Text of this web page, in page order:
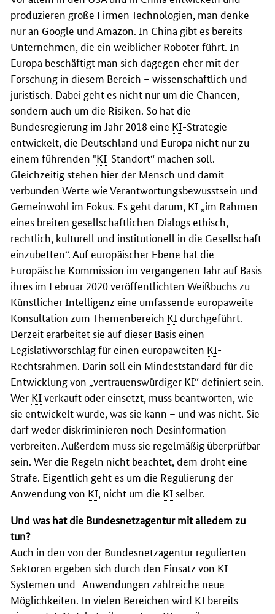
produzieren große Firmen Technologien, man denke
nur an Google und Amazon. In China gibt es bereits
Unternehmen, die ein weiblicher Roboter führt. In
Europa beschäftigt man sich dagegen eher mit der
Forschung in diesem Bereich – wissenschaftlich und
juristisch. Dabei geht es nicht nur um die Chancen,
sondern auch um die Risiken. So hat die
Bundesregierung im Jahr 2018 eine KI-Strategie
entwickelt, die Deutschland und Europa nicht nur zu
einem führenden "KI-Standort“ machen soll.
Gleichzeitig stehen hier der Mensch und damit
verbunden Werte wie Verantwortungsbewusstsein und
Gemeinwohl im Fokus. Es geht darum, KI „im Rahmen
eines breiten gesellschaftlichen Dialogs ethisch,
rechtlich, kulturell und institutionell in die Gesellschaft
einzubetten“. Auf europäischer Ebene hat die
Europäische Kommission im vergangenen Jahr auf Basis
ihres im Februar 2020 veröffentlichten Weißbuchs zu
Künstlicher Intelligenz eine umfassende europaweite
Konsultation zum Themenbereich KIdurchgeführt.
Derzeit erarbeitet sie auf dieser Basis einen
Legislativvorschlag für einen europaweiten KI-
Rechtsrahmen. Darin soll ein Mindeststandard für die
Entwicklung von „vertrauenswürdiger KI“ definiert sein.
Wer KIverkauft oder einsetzt, muss beantworten, wie
sie entwickelt wurde, was sie kann – und was nicht. Sie
darf weder diskriminieren noch Desinformation
verbreiten. Außerdem muss sie regelmäßig überprüfbar
sein. Wer die Regeln nicht beachtet, dem droht eine
Strafe. Eigentlich geht es um die Regulierung der
Anwendung von KI, nicht um die KIselber.
Und was hat die Bundesnetzagentur mit alledem zu
tun?
Auch in den von der Bundesnetzagentur regulierten
Sektoren ergeben sich durch den Einsatz von KI-
Systemen und -Anwendungen zahlreiche neue
Möglichkeiten. In vielen Bereichen wird KI bereits